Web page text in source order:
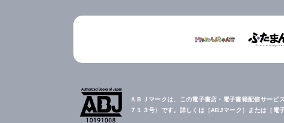
ＡＢＪマークは、この電子書店・電子書籍配信サービ
７１３号）です。詳しくは［ABJマーク］または［電